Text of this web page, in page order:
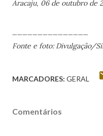
Aracaju, 06 de outubro de
Fonte e foto: Divulgação/
MARCADORES: GERAL
Comentários